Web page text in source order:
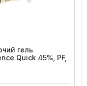
гель
Quick 45%, PF,